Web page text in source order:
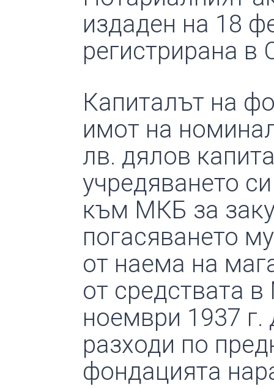
издаден на 18
регистрирана
Капиталът на
имот на
лв. дялов
учредяването
към МКБ за
погасяването
от наема на
от средствата
ноември 1937
разходи по
фондацията